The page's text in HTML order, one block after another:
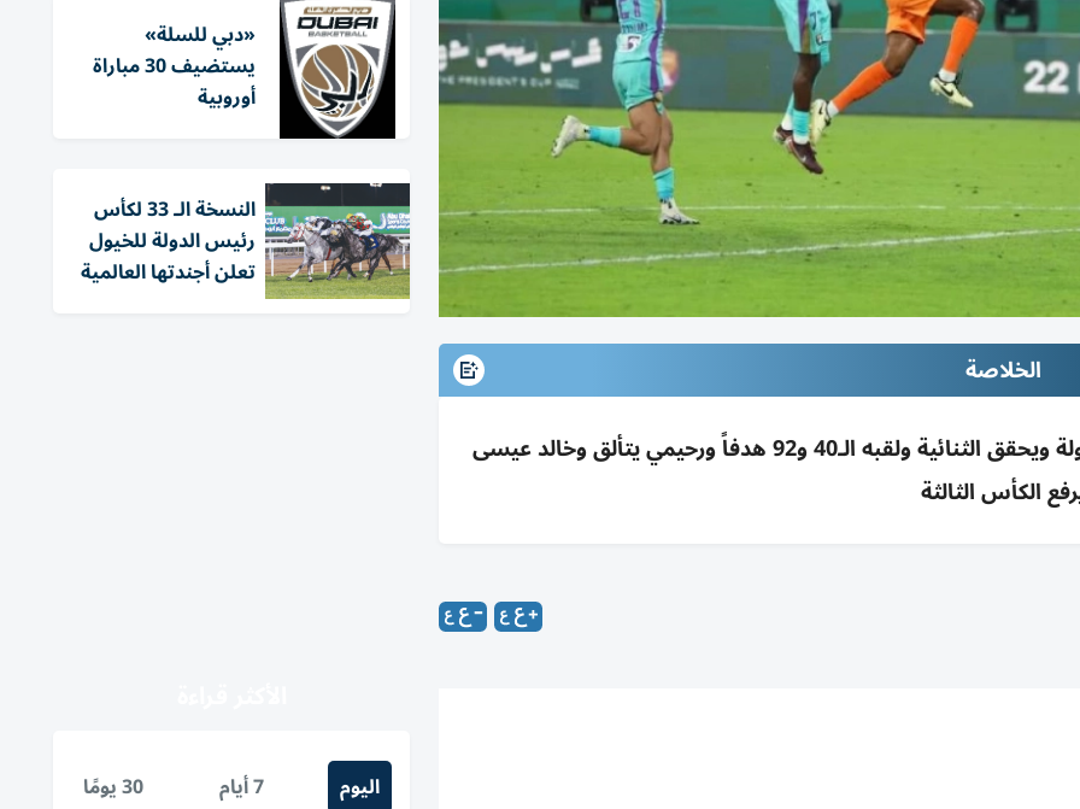
الخلاصة
العين يفوز على الجزيرة 4-1 ويتوج بكأس رئيس الدولة ويحقق الثنائية ولقبه الـ40 و92 هدفاً ورحيمي يتألق وخالد عيسى
الكأس الثالثة
«دبي للسلة»
يستضيف 30 مباراة
أوروبية
النسخة الـ 33 لكأس
رئيس الدولة للخيول
تعلن أجندتها العالمية
اليوم 7 أيام 30 يومًا